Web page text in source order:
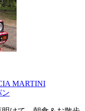
MARTINI
ン